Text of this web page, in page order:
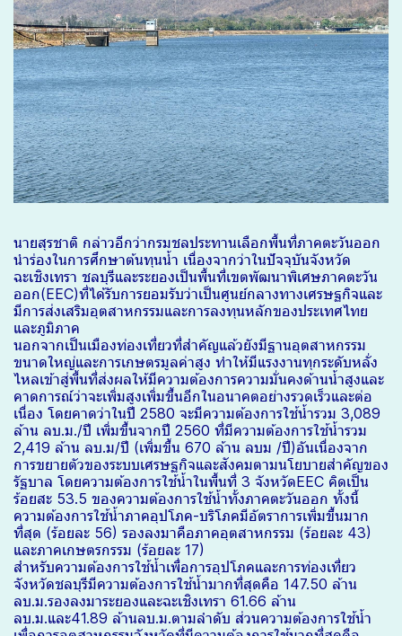
นายสุรชาติ กล่าวอีกว่ากรมชลประทานเลือกพื้นที่ภาคตะวันออก
นำร่องในการศึกษาต้นทุนน้ำ เนื่องจากว่าในปัจจุบันจังหวัด
ฉะเชิงเทรา ชลบุรีและระยองเป็นพื้นที่เขตพัฒนาพิเศษภาคตะวัน
ออก(EEC)ที่ได้รับการยอมรับว่าเป็นศูนย์กลางทางเศรษฐกิจและ
มีการส่งเสริมอุตสาหกรรมและการลงทุนหลักของประเทศไทย
และภูมิภาค
นอกจากเป็นเมืองท่องเที่ยวที่สำคัญแล้วยังมีฐานอุตสาหกรรม
ขนาดใหญ่และการเกษตรมูลค่าสูง ทำให้มีแรงงานทุกระดับหลั่ง
ไหลเข้าสู่พื้นที่ส่งผลให้มีความต้องการความมั่นคงด้านน้ำสูงและ
คาดการณ์ว่าจะเพิ่มสูงเพิ่มขึ้นอีกในอนาคตอย่างรวดเร็วและต่อ
เนื่อง โดยคาดว่าในปี 2580 จะมีความต้องการใช้น้ำรวม 3,089
ล้าน ลบ.ม./ปี เพิ่มขึ้นจากปี 2560 ที่มีความต้องการใช้น้ำรวม
2,419 ล้าน ลบ.ม/ปี (เพิ่มขึ้น 670 ล้าน ลบม /ปี)อันเนื่องจาก
การขยายตัวของระบบเศรษฐกิจและสังคมตามนโยบายสำคัญของ
รัฐบาล โดยความต้องการใช้น้ำในพื้นที่ 3 จังหวัดEEC คิดเป็น
ร้อยสะ 53.5 ของความต้องการใช้น้ำทั้งภาคตะวันออก ทั้งนี้
ความต้องการใช้น้ำภาคอุปโภค-บริโภคมีอัตราการเพิ่มขึ้นมาก
ที่สุด (ร้อยละ 56) รองลงมาคือภาคอุตสาหกรรม (ร้อยละ 43)
และภาคเกษตรกรรม (ร้อยละ 17)
สำหรับความต้องการใช้น้ำเพื่อการอุปโภคและการท่องเที่ยว
จังหวัดชลบุรีมีความต้องการใช้น้ำมากที่สุดคือ 147.50 ล้าน
ลบ.ม.รองลงมาระยองและฉะเชิงเทรา 61.66 ล้าน
ลบ.ม.และ41.89 ล้านลบ.ม.ตามลำดับ ส่วนความต้องการใช้น้ำ